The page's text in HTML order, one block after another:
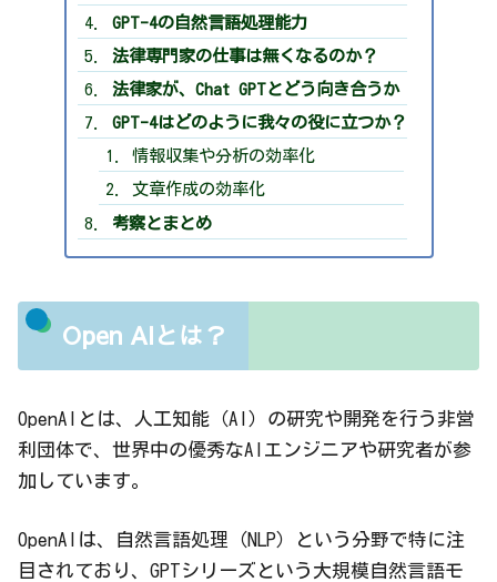
GPT-4の自然言語処理能力
法律専門家の仕事は無くなるのか？
法律家が、Chat GPTとどう向き合うか
GPT-4はどのように我々の役に立つか？
情報収集や分析の効率化
文章作成の効率化
考察とまとめ
Open AIとは？
OpenAIとは、人工知能（AI）の研究や開発を行う非営
利団体で、世界中の優秀なAIエンジニアや研究者が参
加しています。
OpenAIは、自然言語処理（NLP）という分野で特に注
目されており、GPTシリーズという大規模自然言語モ